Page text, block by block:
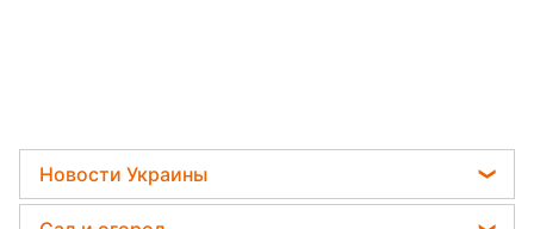
Новости Украины
Телеграм новости Украины